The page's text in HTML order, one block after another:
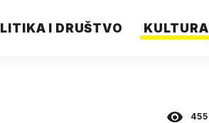
I DRUŠTVO KULTURA
455